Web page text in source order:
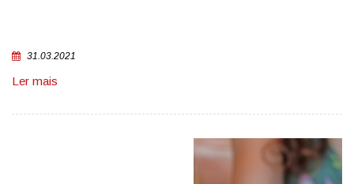
31.03.2021
Ler mais